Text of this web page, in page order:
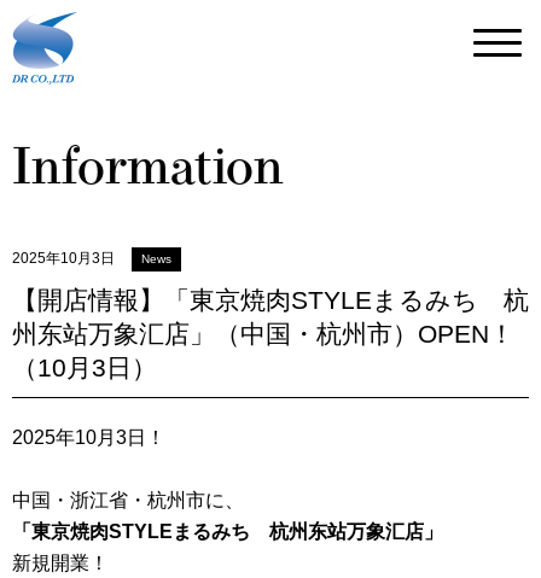
Information
2025年10月3日 News
【開店情報】「東京焼肉STYLEまるみち 杭
州东站万象汇店」（中国・杭州市）OPEN！
（10月3日）
2025年10月3日！
中国・浙江省・杭州市に、
「東京焼肉STYLEまるみち 杭州东站万象汇店」
新規開業！